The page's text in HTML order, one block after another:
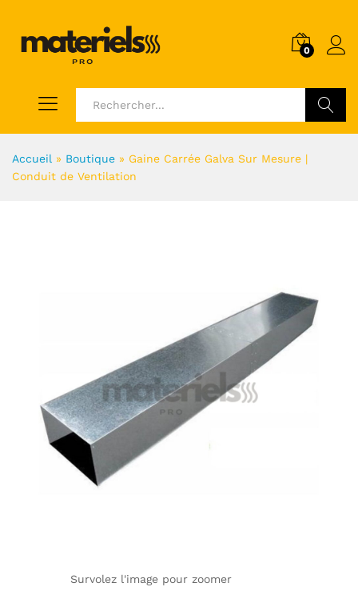
0
Accueil » Boutique » Gaine Carrée Galva Sur Mesure |
Conduit de Ventilation
Survolez l'image pour zoomer